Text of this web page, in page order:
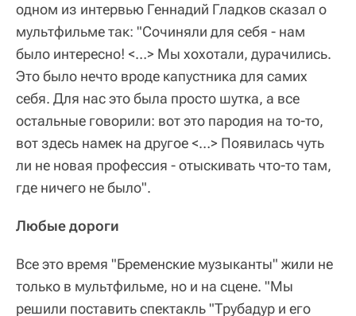
одном из интервью Геннадий Гладков сказал о
мультфильме так: "Сочиняли для себя - нам
было интересно! <…> Мы хохотали, дурачились.
Это было нечто вроде капустника для самих
себя. Для нас это была просто шутка, а все
остальные говорили: вот это пародия на то-то,
вот здесь намек на другое <…> Появилась чуть
ли не новая профессия - отыскивать что-то там,
где ничего не было".
Любые дороги
Все это время "Бременские музыканты" жили не
только в мультфильме, но и на сцене. "Мы
решили поставить спектакль "Трубадур и его